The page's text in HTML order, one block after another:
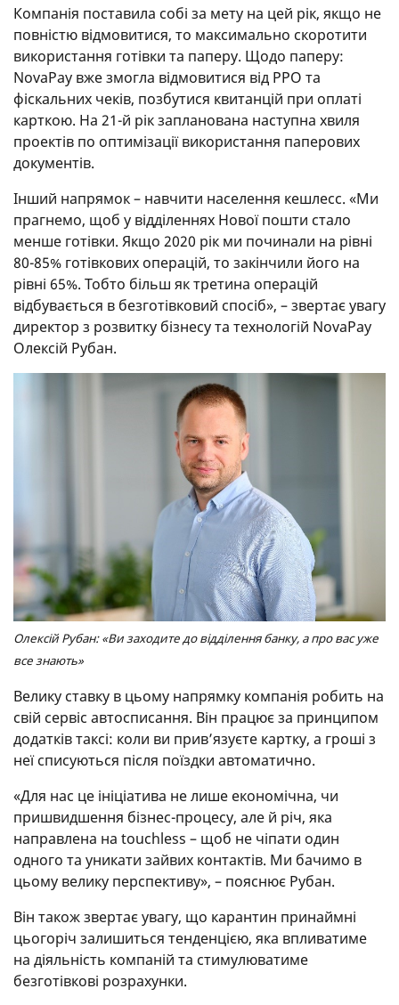
Компанія поставила собі за мету на цей рік, якщо не
повністю відмовитися, то максимально скоротити
використання готівки та паперу. Щодо паперу:
NovaPay вже змогла відмовитися від РРО та
фіскальних чеків, позбутися квитанцій при оплаті
карткою. На 21-й рік запланована наступна хвиля
проектів по оптимізації використання паперових
документів.
Інший напрямок – навчити населення кешлесс. «Ми
прагнемо, щоб у відділеннях Нової пошти стало
менше готівки. Якщо 2020 рік ми починали на рівні
80-85% готівкових операцій, то закінчили його на
рівні 65%. Тобто більш як третина операцій
відбувається в безготівковий спосіб», – звертає увагу
директор з розвитку бізнесу та технологій NovaPay
Олексій Рубан.
Олексій Рубан: «Ви заходите до відділення банку, а про вас уже
все знають»
Велику ставку в цьому напрямку компанія робить на
свій сервіс автосписання. Він працює за принципом
додатків таксі: коли ви прив’язуєте картку, а гроші з
неї списуються після поїздки автоматично.
«Для нас це ініціатива не лише економічна, чи
пришвидшення бізнес-процесу, але й річ, яка
направлена на touchless – щоб не чіпати один
одного та уникати зайвих контактів. Ми бачимо в
цьому велику перспективу», – пояснює Рубан.
Він також звертає увагу, що карантин принаймні
цьогоріч залишиться тенденцією, яка впливатиме
на діяльність компаній та стимулюватиме
безготівкові розрахунки.